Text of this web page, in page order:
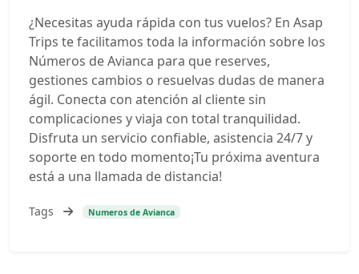
¿Necesitas ayuda rápida con tus vuelos? En Asap
Trips te facilitamos toda la información sobre los
Números de Avianca para que reserves,
gestiones cambios o resuelvas dudas de manera
ágil. Conecta con atención al cliente sin
complicaciones y viaja con total tranquilidad.
Disfruta un servicio confiable, asistencia 24/7 y
soporte en todo momento¡Tu próxima aventura
está a una llamada de distancia!
Tags Numeros de Avianca